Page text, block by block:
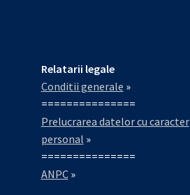
Relatarii legale
Conditii generale »
===============
Prelucrarea datelor cu caracter
personal »
===============
ANPC»